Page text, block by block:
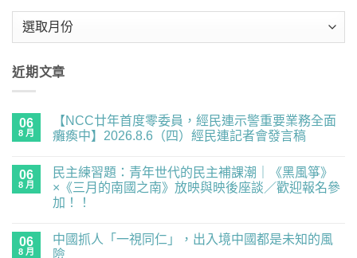
近期文章
06
8 月
【NCC廿年首度零委員，經民連示警重要業務全面
癱瘓中】2026.8.6（四）經民連記者會發言稿
廿
年
首
度
員，
經
民
留
言
06
8 月
民主練習題：青年世代的民主補課潮｜《黑風箏》
×《三月的南國之南》放映與映後座談／歡迎報名參
加！！
主
練
留
言
06
8 月
中國抓人「一視同仁」，出入境中國都是未知的風
險